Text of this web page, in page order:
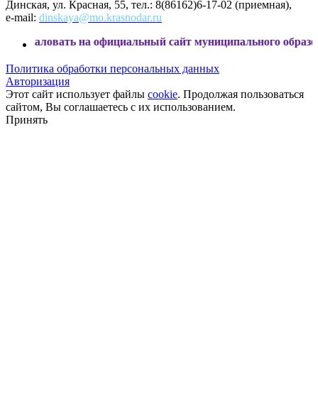
Динская, ул. Красная, 55, тел.: 8(86162)6-17-02 (приемная),
e-mail: dinskaya@mo.krasnodar.ru
на официальный сайт муниципального образования
Политика обработки персональных данных
Авторизация
Этот сайт использует файлы cookie. Продолжая пользоваться
сайтом, Вы соглашаетесь с их использованием.
Принять